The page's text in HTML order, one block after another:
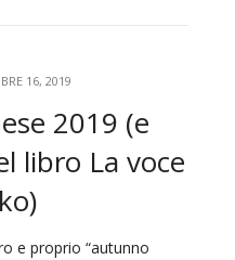
16, 2019
2019 (e
libro La voce
e proprio “autunno